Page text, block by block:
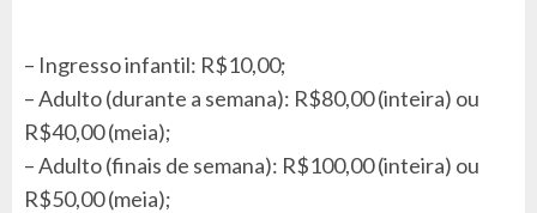
– Ingresso infantil: R$10,00;
– Adulto (durante a semana): R$80,00 (inteira) ou
R$40,00 (meia);
– Adulto (finais de semana): R$100,00 (inteira) ou
R$50,00 (meia);